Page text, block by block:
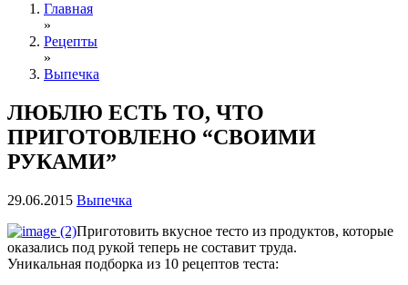
Главная
»
Рецепты
»
Выпечка
ЛЮБЛЮ ЕСТЬ ТО, ЧТО
ПРИГОТОВЛЕНО “СВОИМИ
РУКАМИ”
29.06.2015 Выпечка
Приготовить вкусное тесто из продуктов, которые
оказались под рукой теперь не составит труда.
Уникальная подборка из 10 рецептов теста: